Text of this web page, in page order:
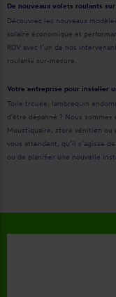
De nouveaux volets roulants
Découvrez les nouveaux
solaire économique et
RDV avec l’un de nos
roulants sur-mesure.
Votre entreprise pour installer
Toile trouée, lambrequin
d’être dépanné ? Nous
Moustiquaire, store vénitien ou
vous attendent, qu’il s’agisse
ou de planifier une nouvelle